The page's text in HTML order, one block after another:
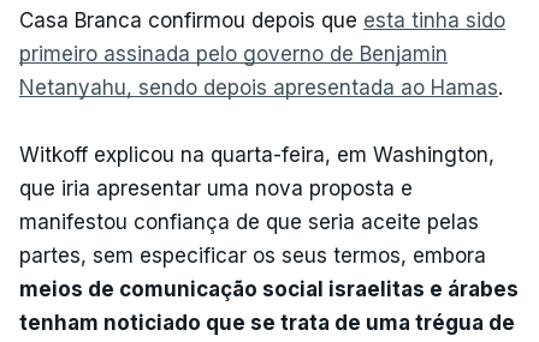
Casa Branca confirmou depois que esta tinha sido
primeiro assinada pelo governo de Benjamin
Netanyahu, sendo depois apresentada ao Hamas.
Witkoff explicou na quarta-feira, em Washington,
que iria apresentar uma nova proposta e
manifestou confiança de que seria aceite pelas
partes, sem especificar os seus termos, embora
meios de comunicação social israelitas e árabes
tenham noticiado que se trata de uma trégua de